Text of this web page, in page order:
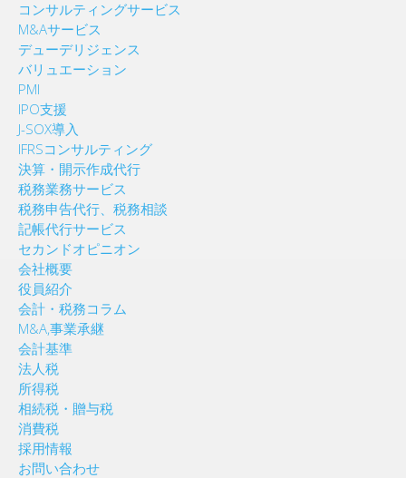
コンサルティングサービス
M&Aサービス
デューデリジェンス
バリュエーション
PMI
IPO支援
J-SOX導入
IFRSコンサルティング
決算・開示作成代行
税務業務サービス
税務申告代行、税務相談
記帳代行サービス
セカンドオピニオン
会社概要
役員紹介
会計・税務コラム
M&A,事業承継
会計基準
法人税
所得税
相続税・贈与税
消費税
採用情報
お問い合わせ